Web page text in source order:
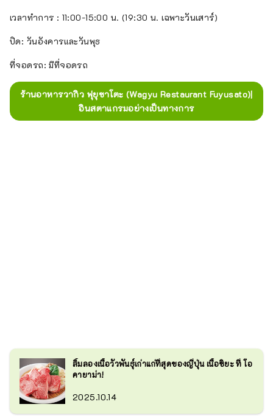
เวลาทำการ : 11:00-15:00 น. (19:30 น. เฉพาะวันเสาร์)
ปิด: วันอังคารและวันพุธ
ที่จอดรถ: มีที่จอดรถ
ร้านอาหารวากิว ฟุยุซาโตะ (Wagyu Restaurant Fuyusato)|
อินสตาแกรมอย่างเป็นทางการ
ลิ้มลองเนื้อวัวพันธุ์เก่าแก่ที่สุดของญี่ปุ่น เนื้อชิยะ ที่ โอ
คายาม่า!
2025.10.14